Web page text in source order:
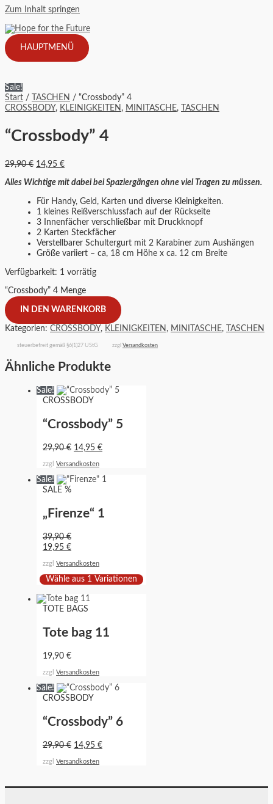
Zum Inhalt springen
HAUPTMENÜ
Sale!
Start / TASCHEN / “Crossbody” 4
CROSSBODY, KLEINIGKEITEN , MINITASCHE, TASCHEN
“Crossbody” 4
29,90€ 14,95 €
Alles Wichtige mit dabei bei Spaziergängen ohne viel Tragen zu müssen.
Für Handy, Geld, Karten und diverse Kleinigkeiten.
1 kleines Reißverschlussfach auf der Rückseite
3 Innenfächer verschließbar mit Druckknopf
2 Karten Steckfächer
Verstellbarer Schultergurt mit 2 Karabiner zum Aushängen
Größe variiert – ca, 18 cm Höhe x ca. 12 cm Breite
Verfügbarkeit: 1 vorrätig
“Crossbody” 4 Menge
IN DEN WARENKORB
Kategorien: CROSSBODY, KLEINIGKEITEN , MINITASCHE, TASCHEN
steuerbefreit gemäß §6(1)27 UStG zzgl Versandkosten
Ähnliche Produkte
Sale!
CROSSBODY
“Crossbody” 5
29,90€ 14,95 €
zzgl Versandkosten
Sale!
SALE %
„Firenze“ 1
39,90€
19,95 €
zzgl Versandkosten
Wähle aus 1 Variationen
TOTE BAGS
Tote bag 11
19,90 €
zzgl Versandkosten
Sale!
CROSSBODY
“Crossbody” 6
29,90€ 14,95 €
zzgl Versandkosten